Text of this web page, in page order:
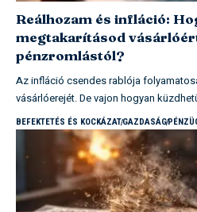
Reálhozam és infláció:
megtakarításod
pénzromlástól?
Az infláció csendes rablója
vásárlóerejét. De vajon hogyan
BEFEKTETÉS ÉS KOCKÁZATGAZDASÁG